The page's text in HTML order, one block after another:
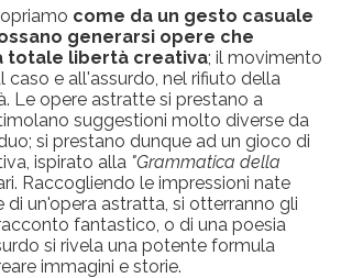
come da un gesto casuale
generarsi opere che
totale libertà creativa; il movimento
caso e all'assurdo, nel rifiuto della
Le opere astratte si prestano a
suggestioni molto diverse da
si prestano dunque ad un gioco di
ispirato alla "Grammatica della
Raccogliendo le impressioni nate
di un'opera astratta, si otterranno gli
fantastico, o di una poesia
si rivela una potente formula
immagini e storie.